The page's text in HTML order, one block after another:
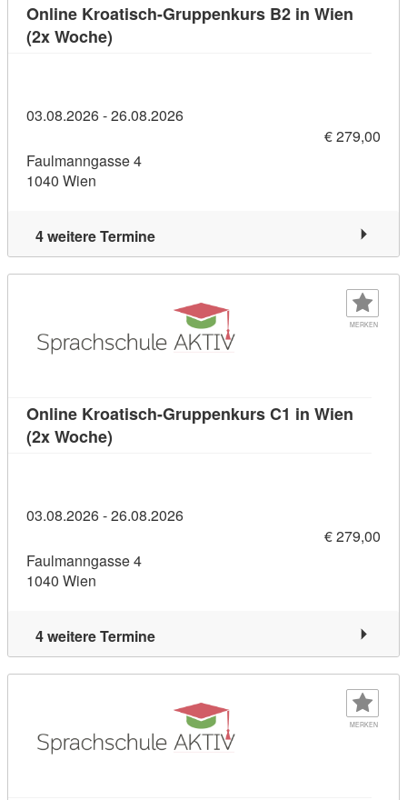
Online Kroatisch-Gruppenkurs B2 in Wien
(2x Woche)
03.08.2026 - 26.08.2026
€ 279,00
Faulmanngasse 4
1040 Wien
4 weitere Termine
MERKEN
Online Kroatisch-Gruppenkurs C1 in Wien
(2x Woche)
03.08.2026 - 26.08.2026
€ 279,00
Faulmanngasse 4
1040 Wien
4 weitere Termine
MERKEN